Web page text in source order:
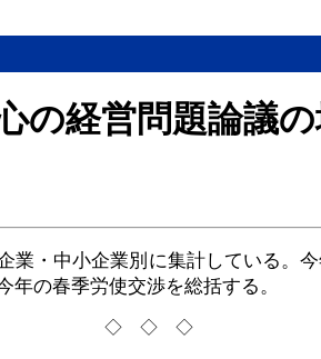
の経営問題論議
・中小企業別に集計している。
年の春季労使交渉を総括する。
◇◇◇